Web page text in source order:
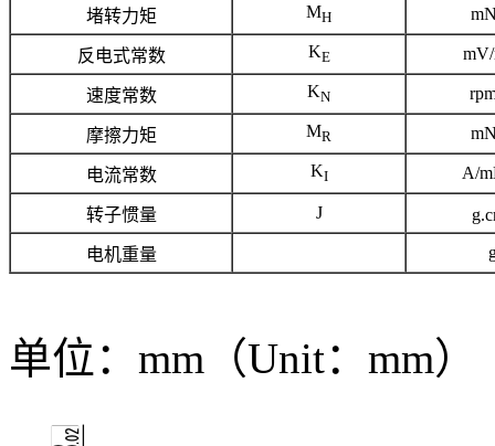
堵转力矩 MH
反电式常数 KE
速度常数 KN
摩擦力矩 MR
电流常数 KI A/
转子惯量 J
电机重量
单位：mm（Unit：mm）